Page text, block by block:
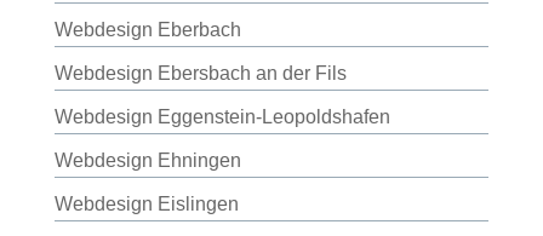
Webdesign Eberbach
Webdesign Ebersbach an der Fils
Webdesign Eggenstein-Leopoldshafen
Webdesign Ehningen
Webdesign Eislingen